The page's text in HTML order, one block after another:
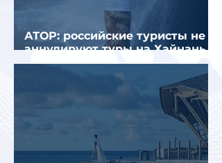
АТОР: российские туристы не
аннулируют туры на Хайнань
из-за тайфуна «Дельфин»